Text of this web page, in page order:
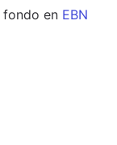
fondo en EBN